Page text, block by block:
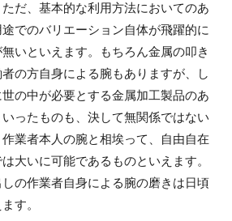
だ、基本的な利用方法においてのあ
でのバリエーション自体が飛躍的に
いといえます。もちろん金属の叩き
の方自身による腕もありますが、し
の中が必要とする金属加工製品のあ
ったものも、決して無関係ではない
業者本人の腕と相埃って、自由自在
大いに可能であるものといえます。
の作業者自身による腕の磨きは日頃
す。